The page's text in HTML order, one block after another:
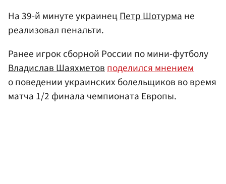
На 39-й минуте украинецПетр Шотурмане
реализовал пенальти.
Ранее игрок сборной России по мини-футболу
Владислав Шаяхметовподелился мнением
о поведении украинских болельщиков во время
матча 1/2 финала чемпионата Европы.